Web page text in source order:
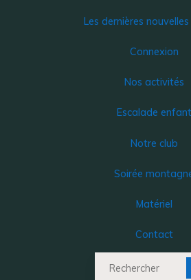
Les dernières
Connexion
Nos activités
Escalade enfant
Notre club
Soirée
Matériel
Contact